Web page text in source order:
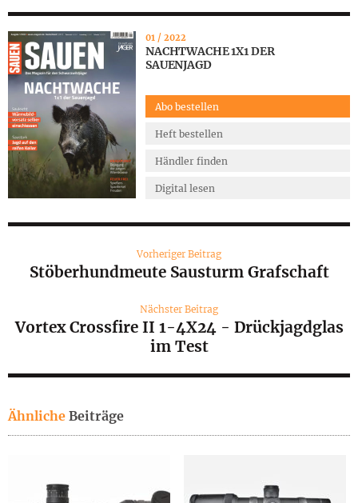
01 / 2022
NACHTWACHE 1X1 DER
SAUENJAGD
Abo bestellen
Heft bestellen
Händler finden
Digital lesen
Vorheriger Beitrag
Stöberhundmeute Sausturm Grafschaft
Nächster Beitrag
Vortex Crossfire II 1-4X24 - Drückjagdglas
im Test
Ähnliche Beiträge